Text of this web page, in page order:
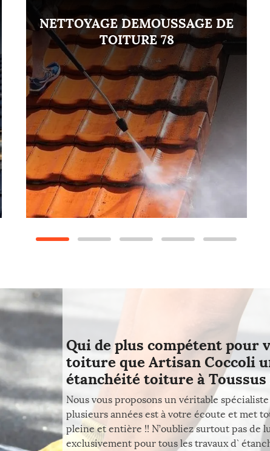
NETTOYAGE DEMOUSSAGE DE
TOITURE 78
Qui de plus compétent pour
toiture que Artisan Coccoli
étanchéité toiture à Toussus
Nous vous proposons un véritable
plusieurs années est à votre écoute et met
pleine et entière !! N’oubliez surtout pas
exclusivement pour tous les travaux d`